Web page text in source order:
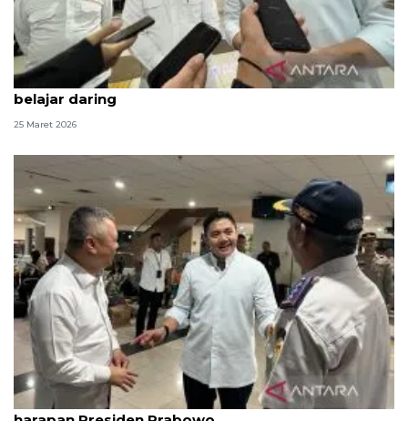
Kemarin, Seskab Teddy silaturahmi Idul Fitri hingga
belajar daring
25 Maret 2026
Seskab Teddy sebut angkutan Lebaran sesuai